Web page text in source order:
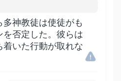
神教徒は使徒がも
否定した。彼らは
いた行動が取れな